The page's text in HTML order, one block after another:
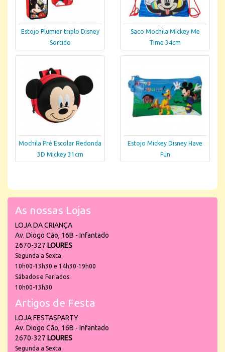
Estojo Plumier triplo Disney
Sortido
Saco Mochila Mickey Me
Time 34cm
Mochila Pré Escolar Redonda
3D Mickey 31cm
Estojo Mickey Disney Have
Fun
As nossas Lojas
LOJA DA CRIANÇA
Av. Diogo Cão, 16B - Infantado
2670-327 LOURES
Segunda a Sexta
10h00-13h30 e 14h30-19h00
Sábados e Feriados
10h00-13h30
Artigos de Festa
LOJA FESTASPARTY
Av. Diogo Cão, 16B - Infantado
2670-327 LOURES
Segunda a Sexta